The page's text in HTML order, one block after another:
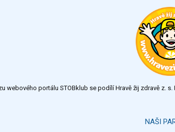
webového portálu STOBklub se podílí Hravě žij zdravě z.
NAŠI